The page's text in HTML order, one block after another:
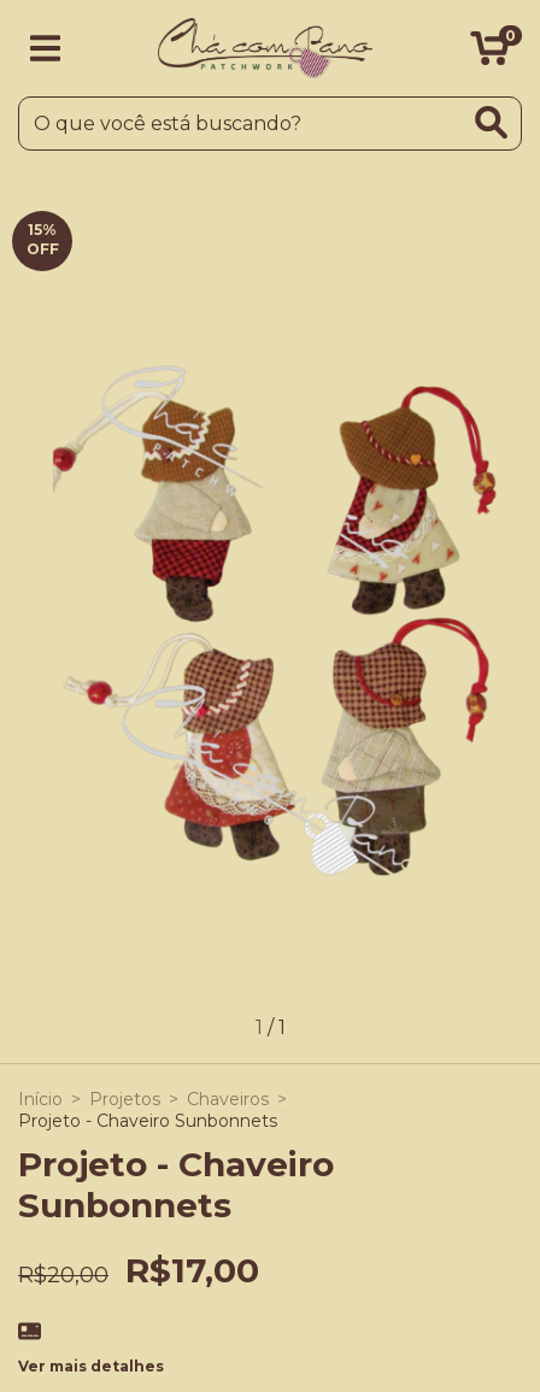
0
15%
OFF
1 / 1
Início > Projetos > Chaveiros >
Projeto - Chaveiro Sunbonnets
Projeto - Chaveiro
Sunbonnets
R$20,00 R$17,00
Ver mais detalhes